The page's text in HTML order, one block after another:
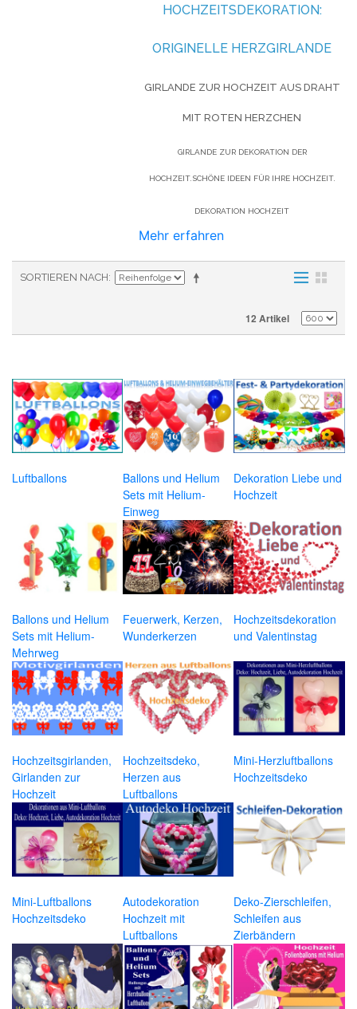
HOCHZEITSDEKORATION:
ORIGINELLE HERZGIRLANDE
GIRLANDE ZUR HOCHZEIT AUS DRAHT
MIT ROTEN HERZCHEN
GIRLANDE ZUR DEKORATION DER
HOCHZEIT.SCHÖNE IDEEN FÜR IHRE HOCHZEIT.
DEKORATION HOCHZEIT
Mehr erfahren
SORTIEREN NACH
12 Artikel
Luftballons
Ballons und Helium
Sets mit Helium-
Einweg
Dekoration Liebe und
Hochzeit
Ballons und Helium
Sets mit Helium-
Mehrweg
Feuerwerk, Kerzen,
Wunderkerzen
Hochzeitsdekoration
und Valentinstag
Hochzeitsgirlanden,
Girlanden zur
Hochzeit
Hochzeitsdeko,
Herzen aus
Luftballons
Mini-Herzluftballons
Hochzeitsdeko
Mini-Luftballons
Hochzeitsdeko
Autodekoration
Hochzeit mit
Luftballons
Deko-Zierschleifen,
Schleifen aus
Zierbändern